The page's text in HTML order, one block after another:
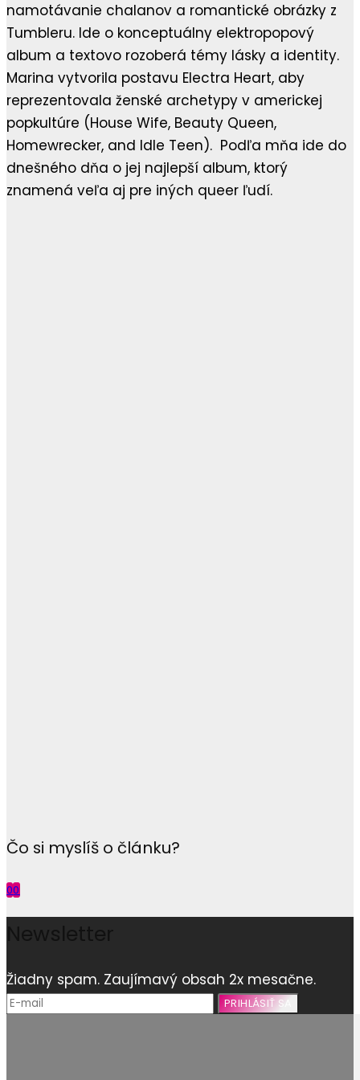
namotávanie chalanov a romantické obrázky z
Tumbleru. Ide o konceptuálny elektropopový
album a textovo rozoberá témy lásky a identity.
Marina vytvorila postavu Electra Heart, aby
reprezentovala ženské archetypy v americkej
popkultúre (House Wife, Beauty Queen,
Homewrecker, and Idle Teen). Podľa mňa ide do
dnešného dňa o jej najlepší album, ktorý
znamená veľa aj pre iných queer ľudí.
Čo si myslíš o článku?
00
Žiadny spam. Zaujímavý obsah 2x mesačne.